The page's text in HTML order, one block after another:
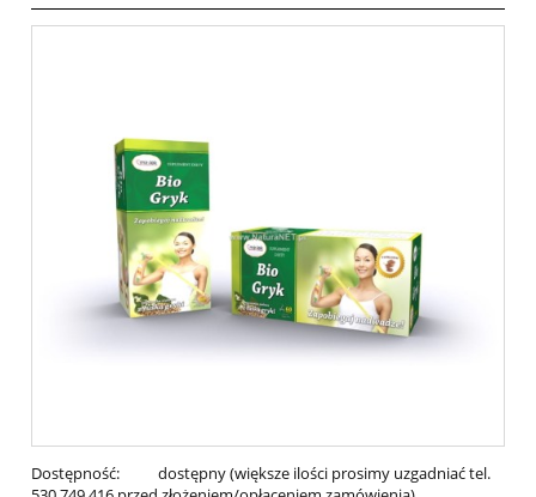
Dostępność:
dostępny (większe ilości prosimy uzgadniać tel.